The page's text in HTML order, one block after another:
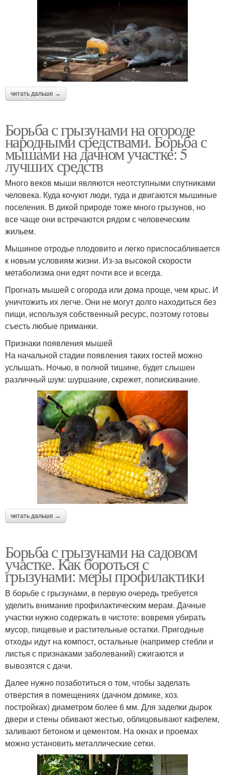
читать дальше →
Борьба с грызунами на огороде
народными средствами. Борьба с
мышами на дачном участке: 5
лучших средств
Много веков мыши являются неотступными спутниками
человека. Куда кочуют люди, туда и двигаются мышиные
поселения. В дикой природе тоже много грызунов, но
все чаще они встречаются рядом с человеческим
жильем.
Мышиное отродье плодовито и легко приспосабливается
к новым условиям жизни. Из-за высокой скорости
метаболизма они едят почти все и всегда.
Прогнать мышей с огорода или дома проще, чем крыс. И
уничтожить их легче. Они не могут долго находиться без
пищи, используя собственный ресурс, поэтому готовы
съесть любые приманки.
Признаки появления мышей
На начальной стадии появления таких гостей можно
услышать. Ночью, в полной тишине, будет слышен
различный шум: шуршание, скрежет, попискивание.
читать дальше →
Борьба с грызунами на садовом
участке. Как бороться с
грызунами: меры профилактики
В борьбе с грызунами, в первую очередь требуется
уделить внимание профилактическим мерам. Дачные
участки нужно содержать в чистоте: вовремя убирать
мусор, пищевые и растительные остатки. Пригодные
отходы идут на компост, остальные (например стебли и
листья с признаками заболеваний) сжигаются и
вывозятся с дачи.
Далее нужно позаботиться о том, чтобы заделать
отверстия в помещениях (дачном домике, хоз.
постройках) диаметром более 6 мм. Для заделки дырок
двери и стены обивают жестью, облицовывают кафелем,
заливают бетоном и цементом. На окнах и проемах
можно установить металлические сетки.